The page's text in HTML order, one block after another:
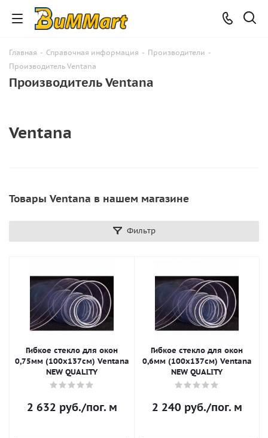
Главная - Справочная информация - Производители -
Производитель Ventana
Производитель Ventana
Ventana
Товары Ventana в нашем магазине
Фильтр
Гибкое стекло для окон
0,75мм (100x137см) Ventana
NEW QUALITY
2 632 руб./пог. м
Гибкое стекло для окон
0,6мм (100x137см) Ventana
NEW QUALITY
2 240 руб./пог. м